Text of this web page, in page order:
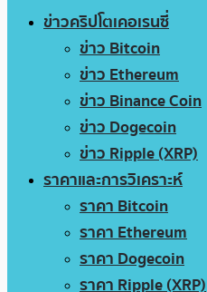
ข่าวคริปโตเคอเรนซี่
ข่าว Bitcoin
ข่าว Ethereum
ข่าว Binance Coin
ข่าว Dogecoin
ข่าว Ripple (XRP)
ราคาและการวิเคราะห์
ราคา Bitcoin
ราคา Ethereum
ราคา Dogecoin
ราคา Ripple (XRP)